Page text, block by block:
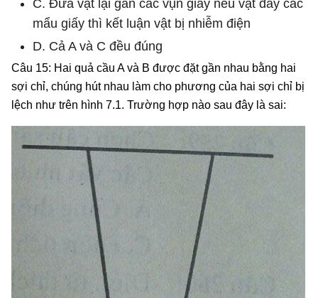
C. Đưa vật lại gần các vụn giấy nếu vật đẩy các
mẩu giấy thì kết luận vật bị nhiễm điện
D. Cả A và C đều đúng
Câu 15: Hai quả cầu A và B được đặt gần nhau bằng hai
sợi chỉ, chúng hút nhau làm cho phương của hai sợi chỉ bị
lệch như trên hình 7.1. Trường hợp nào sau đây là sai: